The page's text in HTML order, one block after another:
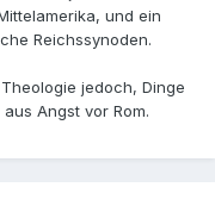
und ein
Reichssynoden.
jedoch, Dinge
Angst vor Rom.